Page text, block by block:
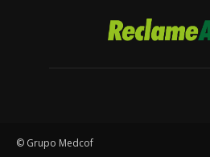
© Grupo Medcof